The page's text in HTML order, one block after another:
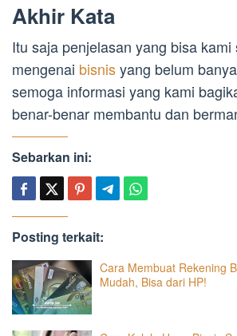
Akhir Kata
Itu saja penjelasan yang bisa kami
mengenai bisnisyang belum
semoga informasi yang kami
benar-benar membantu dan
Sebarkan ini:
Posting terkait:
Cara Membuat Rekening
Mudah, Bisa dari HP!